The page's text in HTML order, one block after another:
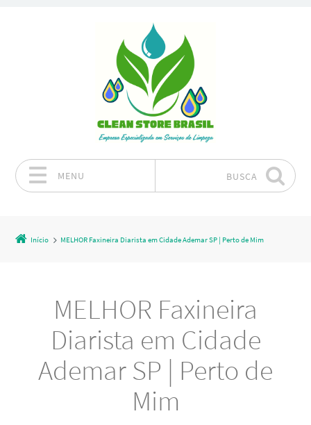
MENU BUSCA
Início MELHOR Faxineira Diarista em Cidade Ademar SP | Perto de Mim
MELHOR Faxineira
Diarista em Cidade
Ademar SP | Perto de
Mim